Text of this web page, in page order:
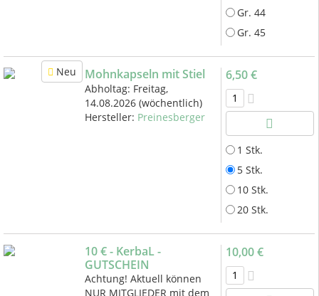
Gr. 44
Gr. 45
Neu Mohnkapseln mit Stiel
Abholtag: Freitag,
14.08.2026(wöchentlich)
Hersteller: Preinesberger
6,50 €
1 Stk.
5 Stk.
10 Stk.
20 Stk.
10 € - KerbaL -
GUTSCHEIN
Achtung! Aktuell können
NUR MITGLIEDER mit dem
10,00 €